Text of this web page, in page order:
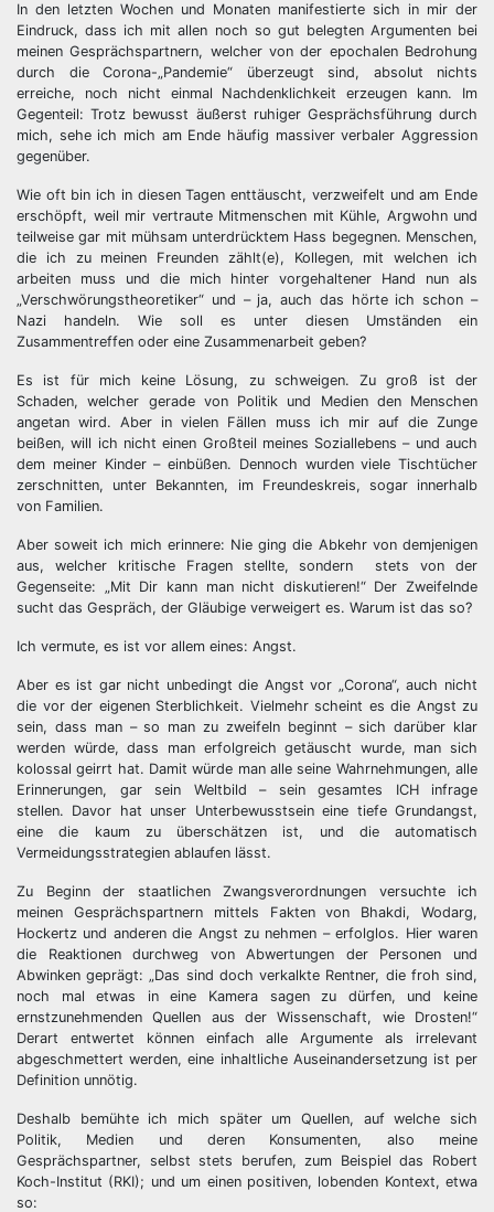
In den letzten Wochen und Monaten manifestierte sich in mir der
Eindruck, dass ich mit allen noch so gut belegten Argumenten bei
meinen Gesprächspartnern, welcher von der epochalen Bedrohung
durch die Corona-„Pandemie“ überzeugt sind, absolut nichts
erreiche, noch nicht einmal Nachdenklichkeit erzeugen kann. Im
Gegenteil: Trotz bewusst äußerst ruhiger Gesprächsführung durch
mich, sehe ich mich am Ende häufig massiver verbaler Aggression
gegenüber.
Wie oft bin ich in diesen Tagen enttäuscht, verzweifelt und am Ende
erschöpft, weil mir vertraute Mitmenschen mit Kühle, Argwohn und
teilweise gar mit mühsam unterdrücktem Hass begegnen. Menschen,
die ich zu meinen Freunden zählt(e), Kollegen, mit welchen ich
arbeiten muss und die mich hinter vorgehaltener Hand nun als
„Verschwörungstheoretiker“ und – ja, auch das hörte ich schon –
Nazi handeln. Wie soll es unter diesen Umständen ein
Zusammentreffen oder eine Zusammenarbeit geben?
Es ist für mich keine Lösung, zu schweigen. Zu groß ist der
Schaden, welcher gerade von Politik und Medien den Menschen
angetan wird. Aber in vielen Fällen muss ich mir auf die Zunge
beißen, will ich nicht einen Großteil meines Soziallebens – und auch
dem meiner Kinder – einbüßen. Dennoch wurden viele Tischtücher
zerschnitten, unter Bekannten, im Freundeskreis, sogar innerhalb
von Familien.
Aber soweit ich mich erinnere: Nie ging die Abkehr von demjenigen
aus, welcher kritische Fragen stellte, sondern stets von der
Gegenseite: „Mit Dir kann man nicht diskutieren!“ Der Zweifelnde
sucht das Gespräch, der Gläubige verweigert es. Warum ist das so?
Ich vermute, es ist vor allem eines: Angst.
Aber es ist gar nicht unbedingt die Angst vor „Corona“, auch nicht
die vor der eigenen Sterblichkeit. Vielmehr scheint es die Angst zu
sein, dass man – so man zu zweifeln beginnt – sich darüber klar
werden würde, dass man erfolgreich getäuscht wurde, man sich
kolossal geirrt hat. Damit würde man alle seine Wahrnehmungen, alle
Erinnerungen, gar sein Weltbild – sein gesamtes ICH infrage
stellen. Davor hat unser Unterbewusstsein eine tiefe Grundangst,
eine die kaum zu überschätzen ist, und die automatisch
Vermeidungsstrategien ablaufen lässt.
Zu Beginn der staatlichen Zwangsverordnungen versuchte ich
meinen Gesprächspartnern mittels Fakten von Bhakdi, Wodarg,
Hockertz und anderen die Angst zu nehmen – erfolglos. Hier waren
die Reaktionen durchweg von Abwertungen der Personen und
Abwinken geprägt: „Das sind doch verkalkte Rentner, die froh sind,
noch mal etwas in eine Kamera sagen zu dürfen, und keine
ernstzunehmenden Quellen aus der Wissenschaft, wie Drosten!“
Derart entwertet können einfach alle Argumente als irrelevant
abgeschmettert werden, eine inhaltliche Auseinandersetzung ist per
Definition unnötig.
Deshalb bemühte ich mich später um Quellen, auf welche sich
Politik, Medien und deren Konsumenten, also meine
Gesprächspartner, selbst stets berufen, zum Beispiel das Robert
Koch-Institut (RKI); und um einen positiven, lobenden Kontext, etwa
so: